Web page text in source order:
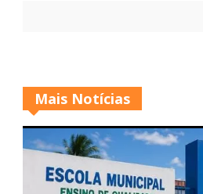
Mais Notícias